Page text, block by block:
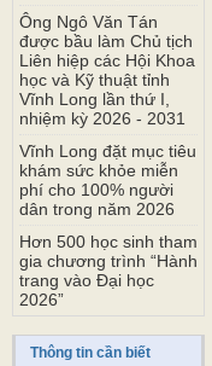
Ông Ngô Văn Tán
được bầu làm Chủ tịch
Liên hiệp các Hội Khoa
học và Kỹ thuật tỉnh
Vĩnh Long lần thứ I,
nhiệm kỳ 2026 - 2031
Vĩnh Long đặt mục tiêu
khám sức khỏe miễn
phí cho 100% người
dân trong năm 2026
Hơn 500 học sinh tham
gia chương trình “Hành
trang vào Đại học
2026”
Thông tin cần biết